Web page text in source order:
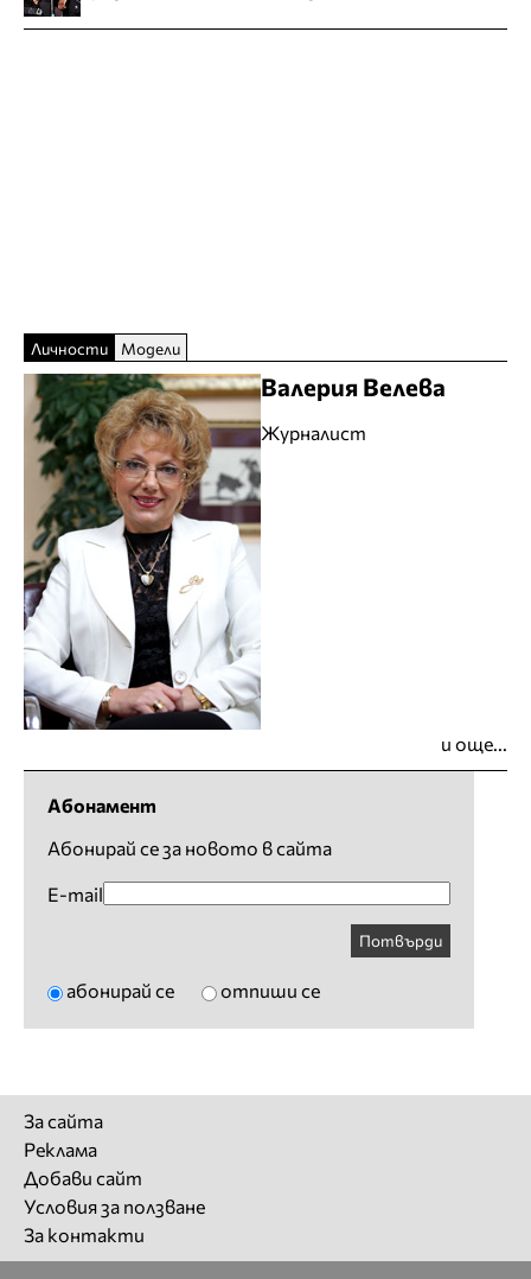
Личности Модели
Валерия Велева
Журналист
и още...
Абонамент
Абонирай се за новото в сайта
E-mail
Потвърди
абонирай се отпиши се
За сайта
Реклама
Добави сайт
Условия за ползване
За контакти